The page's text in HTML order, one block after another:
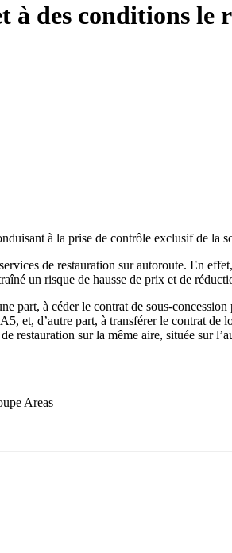
des conditions le
à la prise de contrôle exclusif de la
de restauration sur autoroute. En
un risque de hausse de prix et de
part, à céder le contrat de sous-
et, d’autre part, à transférer le contrat
restauration sur la même aire, située sur
Areas